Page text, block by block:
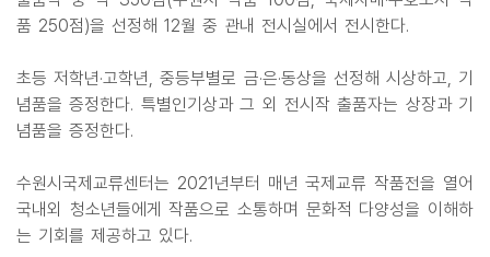
품 250점)을 선정해 12월 중 관내 전시실에서 전시한다.
초등 저학년·고학년, 중등부별로 금·은·동상을 선정해 시상하고, 기
념품을 증정한다. 특별인기상과 그 외 전시작 출품자는 상장과 기
념품을 증정한다.
수원시국제교류센터는 2021년부터 매년 국제교류 작품전을 열어
국내외 청소년들에게 작품으로 소통하며 문화적 다양성을 이해하
는 기회를 제공하고 있다.